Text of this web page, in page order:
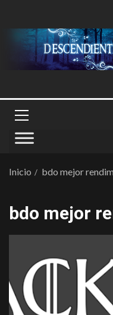
Inicio bdo mejor
bdo mejor